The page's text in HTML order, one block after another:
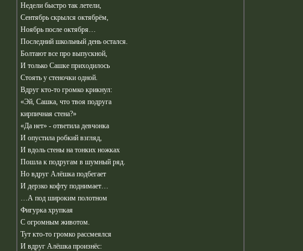
Недели быстро так летели,
Сентябрь скрылся октябрём,
Ноябрь после октября…
Последний школьный день остался.
Болтают все про выпускной,
И только Сашке приходилось
Стоять у стеночки одной.
Вдруг кто-то громко крикнул:
«Эй, Сашка, что твоя подруга
кирпичная стена?»
«Да нет» - ответила девчонка
И опустила робкий взгляд,
И вдоль стены на тонких ножках
Пошла к подругам в шумный ряд.
Но вдруг Алёшка подбегает
И дерзко кофту поднимает…
…А под широким полотном
Фигурка хрупкая
С огромным животом.
Тут кто-то громко рассмеялся
И вдруг Алёшка произнёс: